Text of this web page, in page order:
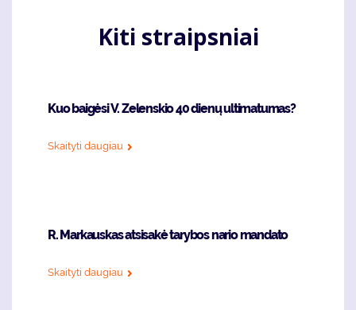
Kiti straipsniai
Kuo baigėsi V. Zelenskio 40 dienų ultimatumas?
Skaityti daugiau
R. Markauskas atsisakė tarybos nario mandato
Skaityti daugiau